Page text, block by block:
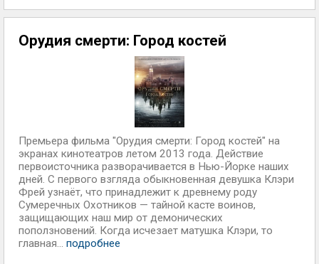
Орудия смерти: Город костей
Премьера фильма "Орудия смерти: Город костей" на
экранах кинотеатров летом 2013 года. Действие
первоисточника разворачивается в Нью-Йорке наших
дней. С первого взгляда обыкновенная девушка Клэри
Фрей узнаёт, что принадлежит к древнему роду
Сумеречных Охотников — тайной касте воинов,
защищающих наш мир от демонических
поползновений. Когда исчезает матушка Клэри, то
главная... подробнее